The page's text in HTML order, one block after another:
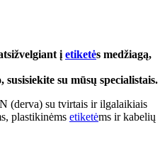
į etiketės medžiagą,
su mūsų specialistais.
(derva) su tvirtais ir ilgalaikiais
plastikinėms etiketėms ir kabelių